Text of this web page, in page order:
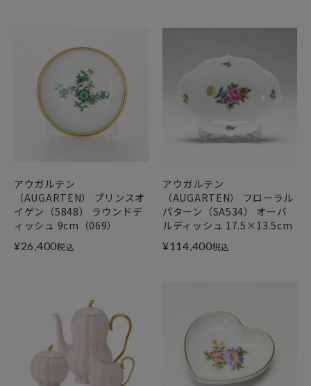
アウガルテン
（AUGARTEN） プリンスオ
イゲン（5848） ラウンドデ
ィッシュ 9cm（069）
¥26,400税込
アウガルテン
（AUGARTEN） フローラル
パターン（SA534） オーバ
ルディッシュ 17.5×13.5cm
¥114,400税込